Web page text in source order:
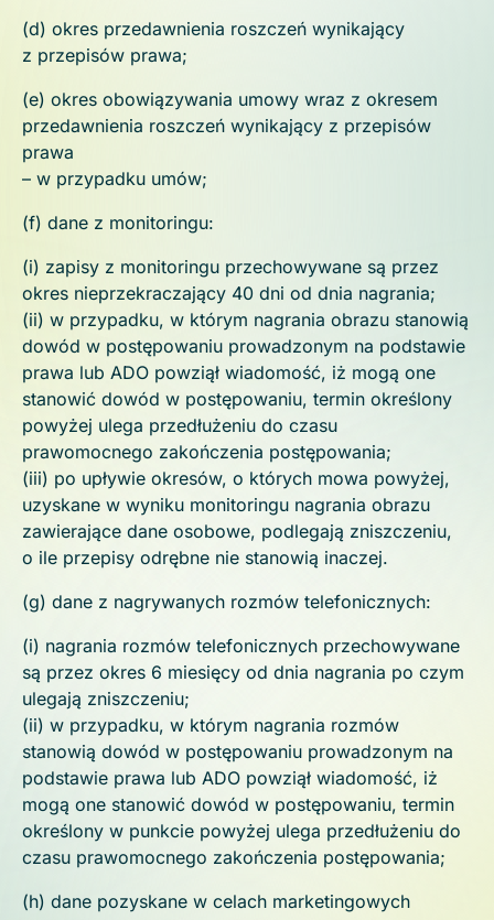
(d) okres przedawnienia roszczeń wynikający
z przepisów prawa;
(e) okres obowiązywania umowy wraz z okresem
przedawnienia roszczeń wynikający z przepisów
prawa
– w przypadku umów;
(f) dane z monitoringu:
(i) zapisy z monitoringu przechowywane są przez
okres nieprzekraczający 40 dni od dnia nagrania;
(ii) w przypadku, w którym nagrania obrazu stanowią
dowód w postępowaniu prowadzonym na podstawie
prawa lub ADO powziął wiadomość, iż mogą one
stanowić dowód w postępowaniu, termin określony
powyżej ulega przedłużeniu do czasu
prawomocnego zakończenia postępowania;
(iii) po upływie okresów, o których mowa powyżej,
uzyskane w wyniku monitoringu nagrania obrazu
zawierające dane osobowe, podlegają zniszczeniu,
o ile przepisy odrębne nie stanowią inaczej.
(g) dane z nagrywanych rozmów telefonicznych:
(i) nagrania rozmów telefonicznych przechowywane
są przez okres 6 miesięcy od dnia nagrania po czym
ulegają zniszczeniu;
(ii) w przypadku, w którym nagrania rozmów
stanowią dowód w postępowaniu prowadzonym na
podstawie prawa lub ADO powziął wiadomość, iż
mogą one stanowić dowód w postępowaniu, termin
określony w punkcie powyżej ulega przedłużeniu do
czasu prawomocnego zakończenia postępowania;
(h) dane pozyskane w celach marketingowych